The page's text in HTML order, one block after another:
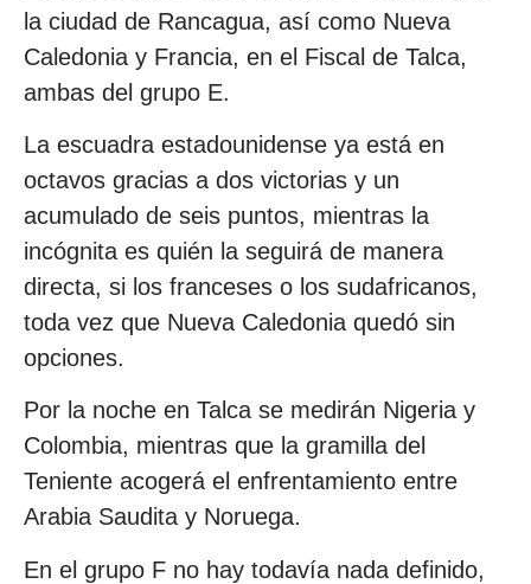
la ciudad de Rancagua, así como Nueva
Caledonia y Francia, en el Fiscal de Talca,
ambas del grupo E.
La escuadra estadounidense ya está en
octavos gracias a dos victorias y un
acumulado de seis puntos, mientras la
incógnita es quién la seguirá de manera
directa, si los franceses o los sudafricanos,
toda vez que Nueva Caledonia quedó sin
opciones.
Por la noche en Talca se medirán Nigeria y
Colombia, mientras que la gramilla del
Teniente acogerá el enfrentamiento entre
Arabia Saudita y Noruega.
En el grupo F no hay todavía nada definido,